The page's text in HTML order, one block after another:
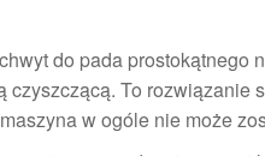
do pada
To rozwiązanie
w ogóle nie może